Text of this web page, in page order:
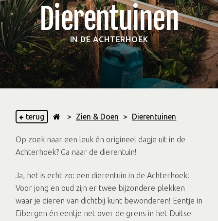
Dierentuinen
IN DE ACHTERHOEK
terug > Zien & Doen > Dierentuinen
Op zoek naar een leuk én origineel dagje uit in de
Achterhoek? Ga naar de dierentuin!
Ja, het is echt zo: een dierentuin in de Achterhoek!
Voor jong en oud zijn er twee bijzondere plekken
waar je dieren van dichtbij kunt bewonderen! Eentje in
Eibergen én eentje net over de grens in het Duitse